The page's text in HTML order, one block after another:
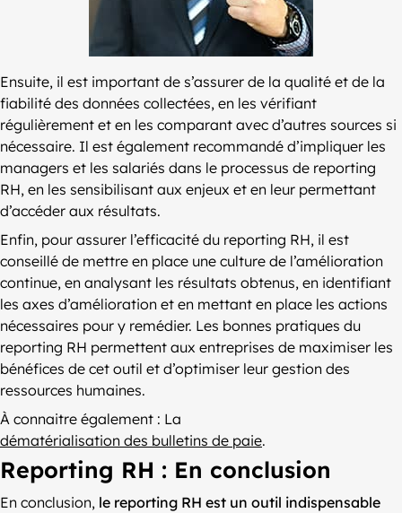
Ensuite, il est important de s’assurer de la qualité et de la
fiabilité des données collectées, en les vérifiant
régulièrement et en les comparant avec d’autres sources si
nécessaire. Il est également recommandé d’impliquer les
managers et les salariés dans le processus de reporting
RH, en les sensibilisant aux enjeux et en leur permettant
d’accéder aux résultats.
Enfin, pour assurer l’efficacité du reporting RH, il est
conseillé de mettre en place une culture de l’amélioration
continue, en analysant les résultats obtenus, en identifiant
les axes d’amélioration et en mettant en place les actions
nécessaires pour y remédier. Les bonnes pratiques du
reporting RH permettent aux entreprises de maximiser les
bénéfices de cet outil et d’optimiser leur gestion des
ressources humaines.
À connaitre également : La
dématérialisation des bulletins de paie.
Reporting RH : En conclusion
En conclusion, le reporting RH est un outil indispensable